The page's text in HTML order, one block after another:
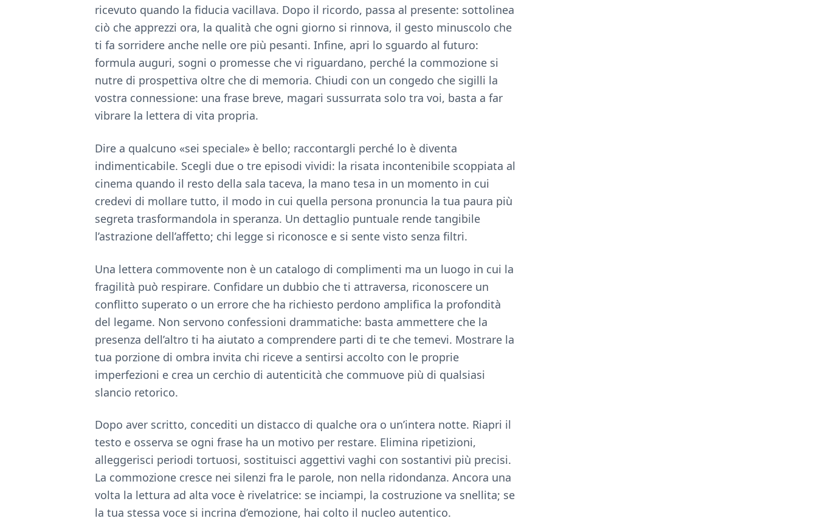
ricevuto quando la fiducia vacillava. Dopo il ricordo, passa al presente: sottolinea
ciò che apprezzi ora, la qualità che ogni giorno si rinnova, il gesto minuscolo che
ti fa sorridere anche nelle ore più pesanti. Infine, apri lo sguardo al futuro:
formula auguri, sogni o promesse che vi riguardano, perché la commozione si
nutre di prospettiva oltre che di memoria. Chiudi con un congedo che sigilli la
vostra connessione: una frase breve, magari sussurrata solo tra voi, basta a far
vibrare la lettera di vita propria.
Dire a qualcuno «sei speciale» è bello; raccontargli perché lo è diventa
indimenticabile. Scegli due o tre episodi vividi: la risata incontenibile scoppiata al
cinema quando il resto della sala taceva, la mano tesa in un momento in cui
credevi di mollare tutto, il modo in cui quella persona pronuncia la tua paura più
segreta trasformandola in speranza. Un dettaglio puntuale rende tangibile
l’astrazione dell’affetto; chi legge si riconosce e si sente visto senza filtri.
Una lettera commovente non è un catalogo di complimenti ma un luogo in cui la
fragilità può respirare. Confidare un dubbio che ti attraversa, riconoscere un
conflitto superato o un errore che ha richiesto perdono amplifica la profondità
del legame. Non servono confessioni drammatiche: basta ammettere che la
presenza dell’altro ti ha aiutato a comprendere parti di te che temevi. Mostrare la
tua porzione di ombra invita chi riceve a sentirsi accolto con le proprie
imperfezioni e crea un cerchio di autenticità che commuove più di qualsiasi
slancio retorico.
Dopo aver scritto, concediti un distacco di qualche ora o un’intera notte. Riapri il
testo e osserva se ogni frase ha un motivo per restare. Elimina ripetizioni,
alleggerisci periodi tortuosi, sostituisci aggettivi vaghi con sostantivi più precisi.
La commozione cresce nei silenzi fra le parole, non nella ridondanza. Ancora una
volta la lettura ad alta voce è rivelatrice: se inciampi, la costruzione va snellita; se
la tua stessa voce si incrina d’emozione, hai colto il nucleo autentico.